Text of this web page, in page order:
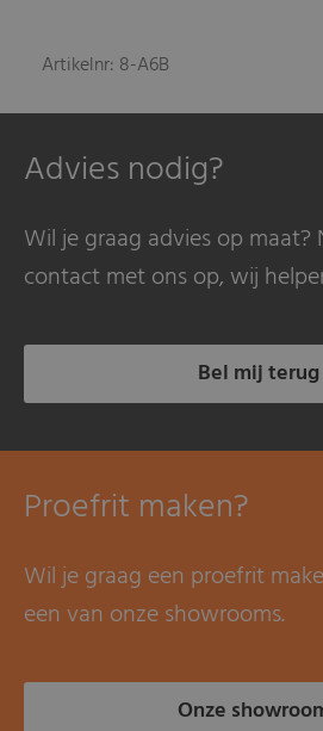
Artikelnr: 8-A6B
Advies nodig?
Wil je graag advies op maat?
contact met ons op, wij
Bel mij
Proefrit maken?
Wil je graag een proefrit
een van onze showrooms.
Onze